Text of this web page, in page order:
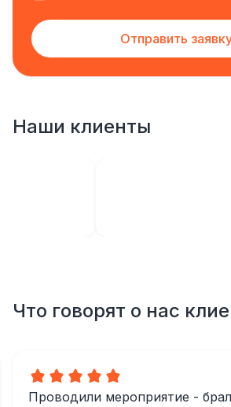
Отправить
Наши клиенты
Что говорят о нас
Проводили мероприятие -